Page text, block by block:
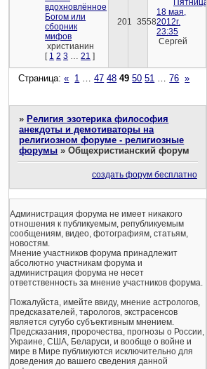
вдохновлённое
Богом или
сборник
мифов
христианин
[ 1 2 3 21 ]
201 3558
18 мая,
2012г.
23:35
Сергей
Страница:« 1 … 47 48 49 50 51 … 76 »
»Религия эзотерика философия
анекдоты и демотиваторы на
религиозном форуме - религиозные
форумы »Общехристианский форум
создать форум бесплатно
Администрация форума не имеет никакого
отношения к публикуемым, републикуемым
сообщениям, видео, фотографиям, статьям,
новостям.
Мнение участников форума принадлежит
абсолютно участникам форума и
администрация форума не несет
ответственность за мнение участников форума.
Пожалуйста, имейте ввиду, мнение астрологов,
предсказателей, тарологов, экстрасенсов
является сугубо субъективным мнением.
Предсказания, пророчества, прогнозы о России,
Украине, США, Беларуси, и вообще о войне и
мире в Мире публикуются исключительно для
доведения до вашего сведения данной